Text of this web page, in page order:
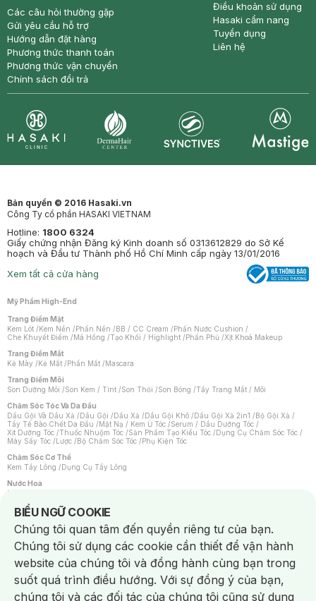
Các câu hỏi thường gặp
Gửi yêu cầu hỗ trợ
Hướng dẫn đặt hàng
Phương thức thanh toán
Phương thức vận chuyển
Chính sách đổi trả
Điều khoản sử dụng
Hasaki cẩm nang
Tuyển dụng
Liên hệ
Bản quyền © 2016 Hasaki.vn
Công Ty cổ phần HASAKI VIETNAM
Hotline: 1800 6324
Giấy chứng nhận Đăng ký Kinh doanh số 0313612829 do Sở Kế
hoạch và Đầu tư Thành phố Hồ Chí Minh cấp ngày 13/01/2016
Xem tất cả cửa hàng
Mỹ Phẩm High-End
Trang Điểm Mặt
Kem Lót /Kem Nền /Phấn Nền /BB / CC Cream /Phấn Nước Cushion /
Che Khuyết Điểm /Má Hồng /Tạo Khối / Highlight /Phấn Phủ /Xịt Khoá Makeup
Trang Điểm Mắt
Kẻ Mày /Kẻ Mắt /Phấn Mắt /Mascara
Trang Điểm Môi
Son Dưỡng Môi /Son Kem / Tint /Son Thỏi /Son Bóng /Tẩy Trang Mắt / Môi
Chăm Sóc Tóc Và Da Đầu
Dầu Gội Và Dầu Xả /Dầu Gội /Dầu Xả /Dầu Gội Khô /Dầu Gội Xả 2in1 /Bộ Gội Xả /
Tẩy Tế Bào Chết Da Đầu /Mặt Nạ / Kem Ủ Tóc /Serum / Dầu Dưỡng Tóc /
Xịt Dưỡng Tóc /Thuốc Nhuộm Tóc /Sản Phẩm Tạo Kiểu Tóc /Dụng Cụ Chăm Sóc Tóc /
Máy Sấy Tóc /Lược /Bộ Chăm Sóc Tóc /Phụ Kiện Tóc
Chăm Sóc Cơ Thể
Kem Tẩy Lông /Dụng Cụ Tẩy Lông
Nước Hoa
Nước Hoa Nữ
Chăm Sóc Cá Nhân
Chống Muỗi /Khẩu Trang /Máy Massage/Mặt Nạ Xông Hơi /Nước Rửa Tay/
Sản Phẩm Chăm Sóc Khác /Bàn Chải Đánh Răng /Bàn Chải Điện/
Hỗ Trợ Trắng Răng/Kem Đánh Răng /Máy Tăm Nước/ Nước Súc Miệng/
Tăm / Chỉ Nha Khoa/ Xịt Thơm Miệng / Dung Dịch Vệ Sinh/Dưỡng Vùng Kín/
Khăn Ướt Vệ Sinh Vùng Kín/Băng Vệ Sinh/Tampon/Bọt Cạo Râu /Dao Cạo Râu/
Máy Cạo Râu
Vấn Đề Về Da
Da Dầu / Lỗ Chân Lông To/ Da Khô / Mất Nước/ Da Lão Hóa/ Da Mụn/
BIỂU NGỮ COOKIE
Notice about cookies usage
Chúng tôi quan tâm đến quyền riêng tư của bạn.
Chúng tôi sử dụng các cookie cần thiết để vận hành
website của chúng tôi và đồng hành cùng bạn trong
suốt quá trình điều hướng. Với sự đồng ý của bạn,
chúng tôi và các đối tác của chúng tôi cũng sử dụng